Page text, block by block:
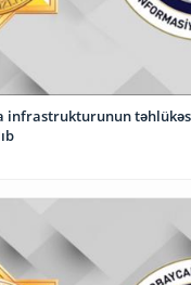
infrastrukturunun